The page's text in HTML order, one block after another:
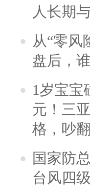
人长期
从“零风
盘后，
1岁宝宝
元！三
格，吵
国家防
台风四